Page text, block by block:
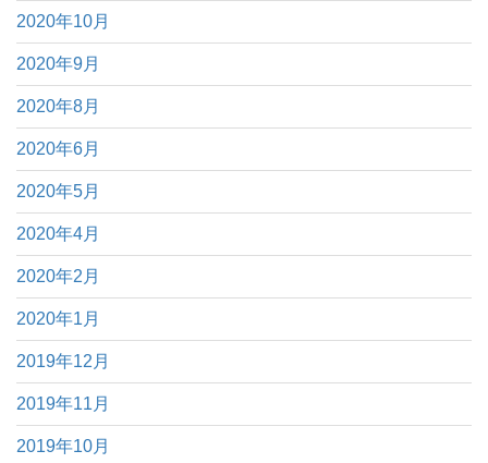
2020年10月
2020年9月
2020年8月
2020年6月
2020年5月
2020年4月
2020年2月
2020年1月
2019年12月
2019年11月
2019年10月